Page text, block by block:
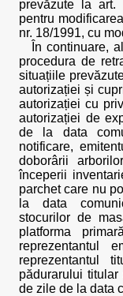
prevăzute la
pentru
nr. 18/1991, cu
În continuare,
procedura de
situațiile
autorizației și
autorizației cu
autorizației de
de la data
notificare,
doborârii
începerii
parchet care nu
la data
stocurilor de
platforma
reprezentantul
reprezentantul
pădurarului
de zile de la data